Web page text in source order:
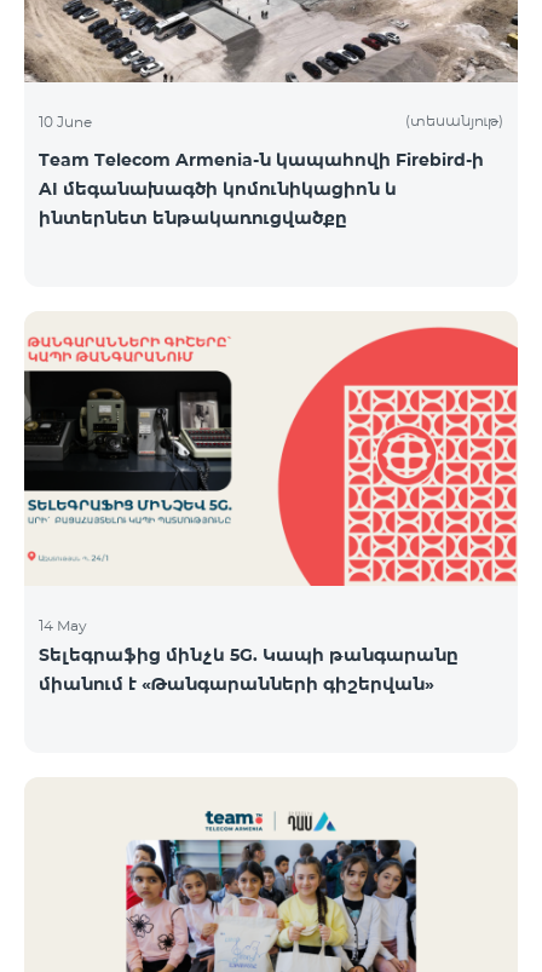
10 June (տեսանյութ)
Team Telecom Armenia-ն կապահովի Firebird-ի
AI մեգանախագծի կոմունիկացիոն և
ինտերնետ ենթակառուցվածքը
14 May
Տելեգրաֆից մինչև 5G. Կապի թանգարանը
միանում է «Թանգարանների գիշերվան»